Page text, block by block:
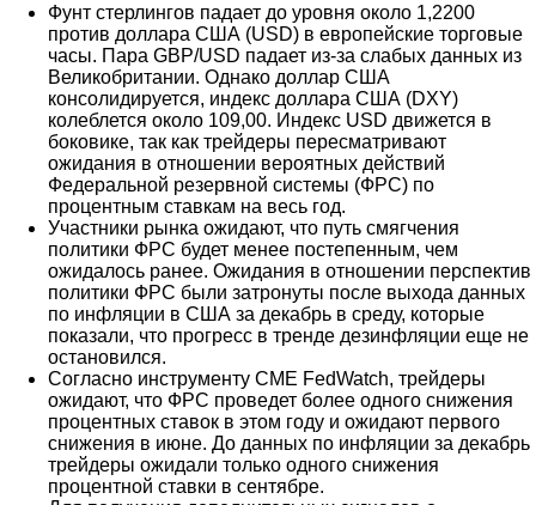
Фунт стерлингов падает до уровня около 1,2200
против доллара США (USD) в европейские торговые
часы. Пара GBP/USD падает из-за слабых данных из
Великобритании. Однако доллар США
консолидируется, индекс доллара США (DXY)
колеблется около 109,00. Индекс USD движется в
боковике, так как трейдеры пересматривают
ожидания в отношении вероятных действий
Федеральной резервной системы (ФРС) по
процентным ставкам на весь год.
Участники рынка ожидают, что путь смягчения
политики ФРС будет менее постепенным, чем
ожидалось ранее. Ожидания в отношении перспектив
политики ФРС были затронуты после выхода данных
по инфляции в США за декабрь в среду, которые
показали, что прогресс в тренде дезинфляции еще не
остановился.
Согласно инструменту CME FedWatch, трейдеры
ожидают, что ФРС проведет более одного снижения
процентных ставок в этом году и ожидают первого
снижения в июне. До данных по инфляции за декабрь
трейдеры ожидали только одного снижения
процентной ставки в сентябре.